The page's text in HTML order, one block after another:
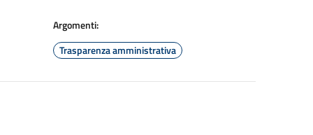
Argomenti:
Trasparenza amministrativa